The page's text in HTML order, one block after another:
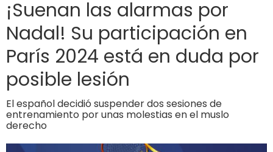
¡Suenan las alarmas por
Nadal! Su participación en
París 2024 está en duda por
posible lesión
El español decidió suspender dos sesiones de
entrenamiento por unas molestias en el muslo
derecho